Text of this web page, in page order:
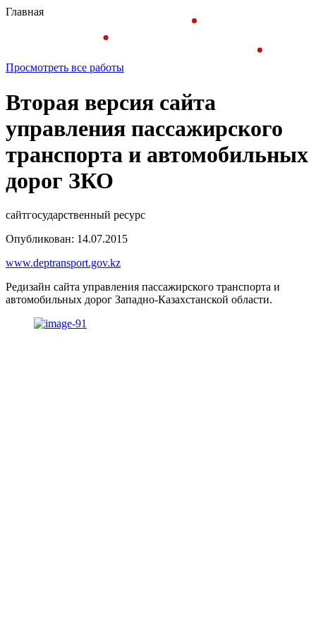
Главная
Просмотреть все работы
Вторая версия сайта
управления пассажирского
транспорта и автомобильных
дорог ЗКО
сайтгосударственный ресурс
Опубликован: 14.07.2015
www.deptransport.gov.kz
Редизайн сайта управления пассажирского транспорта и
автомобильных дорог Западно-Казахстанской области.